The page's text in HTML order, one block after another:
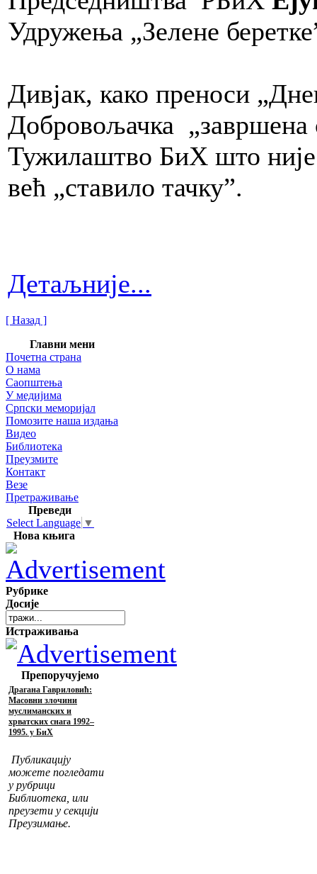
Удружења „Зелене
Дивјак, како преноси
Добровољачка „завршена
Тужилаштво БиХ што
већ „ставило тачку”.
Детаљније...
[ Назад ]
Главни мени
Почетна страна
О нама
Саопштења
У медијима
Српски меморијал
Помозите наша издања
Видео
Библиотека
Преузмите
Контакт
Везе
Претраживање
Преведи
Select Language ▼
Нова књига
Рубрике
Досије
Истраживања
Препоручујемо
Драгана Гавриловић:
Масовни злочини
муслиманских и
хрватских снага 1992–
1995. у БиХ
Публикацију
можете погледати
у рубрици
Библиотека, или
преузети у секцији
Преузимање.